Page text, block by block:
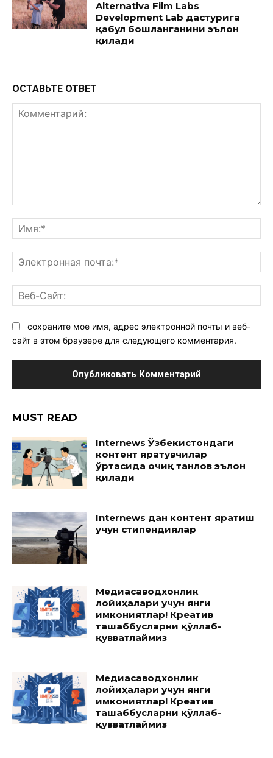
Alternativa Film Labs
Development Lab дастурига
қабул бошланганини эълон
қилади
ОСТАВЬТЕ ОТВЕТ
сохраните мое имя, адрес электронной почты и веб-
сайт в этом браузере для следующего комментария.
MUST READ
Internews Ўзбекистондаги
контент яратувчилар
ўртасида очиқ танлов эълон
қилади
Internews дан контент яратиш
учун стипендиялар
Медиасаводхонлик
лойиҳалари учун янги
имкониятлар! Креатив
ташаббусларни қўллаб-
қувватлаймиз
Медиасаводхонлик
лойиҳалари учун янги
имкониятлар! Креатив
ташаббусларни қўллаб-
қувватлаймиз